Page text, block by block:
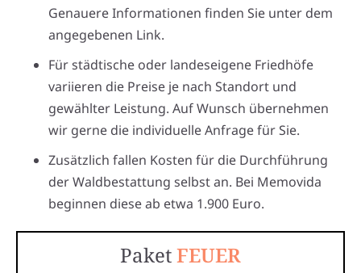
Genauere Informationen finden Sie unter dem
angegebenen Link.
Für städtische oder landeseigene Friedhöfe
variieren die Preise je nach Standort und
gewählter Leistung. Auf Wunsch übernehmen
wir gerne die individuelle Anfrage für Sie.
Zusätzlich fallen Kosten für die Durchführung
der Waldbestattung selbst an. Bei Memovida
beginnen diese ab etwa 1.900 Euro.
PaketFEUER